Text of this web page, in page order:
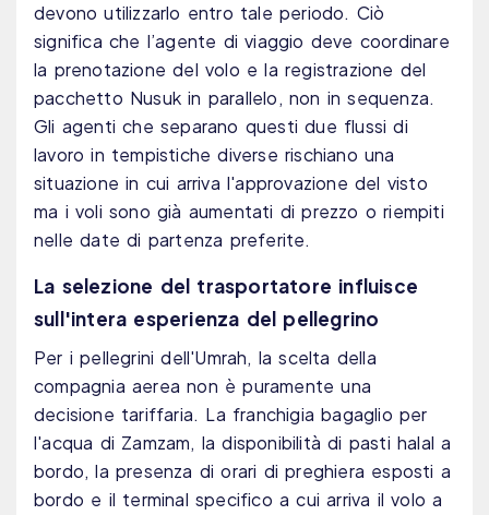
devono utilizzarlo entro tale periodo. Ciò
significa che l’agente di viaggio deve coordinare
la prenotazione del volo e la registrazione del
pacchetto Nusuk in parallelo, non in sequenza.
Gli agenti che separano questi due flussi di
lavoro in tempistiche diverse rischiano una
situazione in cui arriva l'approvazione del visto
ma i voli sono già aumentati di prezzo o riempiti
nelle date di partenza preferite.
La selezione del trasportatore influisce
sull'intera esperienza del pellegrino
Per i pellegrini dell'Umrah, la scelta della
compagnia aerea non è puramente una
decisione tariffaria. La franchigia bagaglio per
l'acqua di Zamzam, la disponibilità di pasti halal a
bordo, la presenza di orari di preghiera esposti a
bordo e il terminal specifico a cui arriva il volo a